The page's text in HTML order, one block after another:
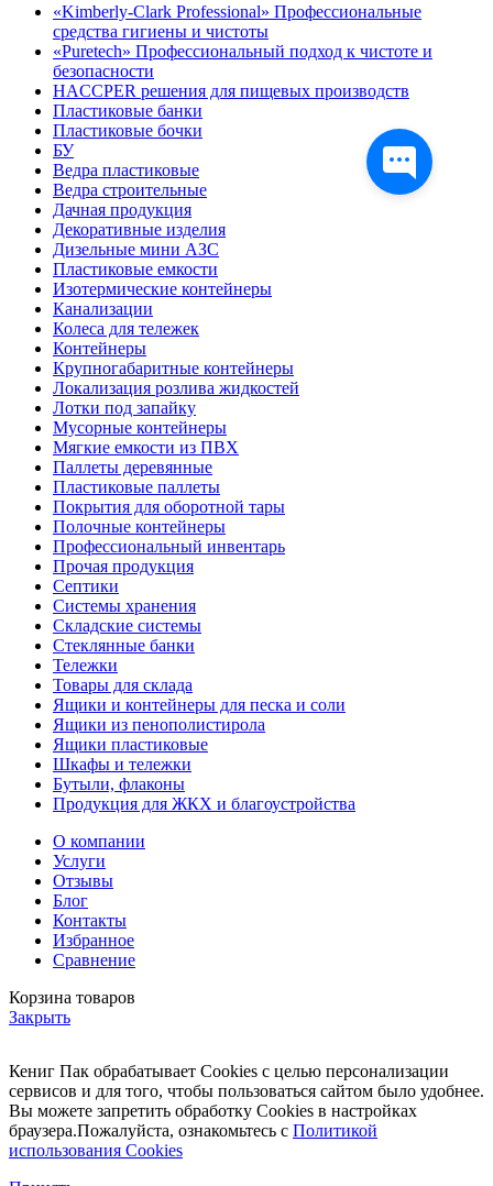
«Kimberly-Clark Professional» Профессиональные
средства гигиены и чистоты
«Puretech» Профессиональный подход к чистоте и
безопасности
HACCPER решения для пищевых производств
Пластиковые банки
Пластиковые бочки
БУ
Ведра пластиковые
Ведра строительные
Дачная продукция
Декоративные изделия
Дизельные мини АЗС
Пластиковые емкости
Изотермические контейнеры
Канализации
Колеса для тележек
Контейнеры
Крупногабаритные контейнеры
Локализация розлива жидкостей
Лотки под запайку
Мусорные контейнеры
Мягкие емкости из ПВХ
Паллеты деревянные
Пластиковые паллеты
Покрытия для оборотной тары
Полочные контейнеры
Профессиональный инвентарь
Прочая продукция
Септики
Системы хранения
Складские системы
Стеклянные банки
Тележки
Товары для склада
Ящики и контейнеры для песка и соли
Ящики из пенополистирола
Ящики пластиковые
Шкафы и тележки
Бутыли, флаконы
Продукция для ЖКХ и благоустройства
О компании
Услуги
Отзывы
Блог
Контакты
Избранное
Сравнение
Корзина товаров
Закрыть
Кениг Пак обрабатывает Cookies с целью персонализации
сервисов и для того, чтобы пользоваться сайтом было удобнее.
Вы можете запретить обработку Cookies в настройках
браузера.Пожалуйста, ознакомьтесь с Политикой
использования Cookies